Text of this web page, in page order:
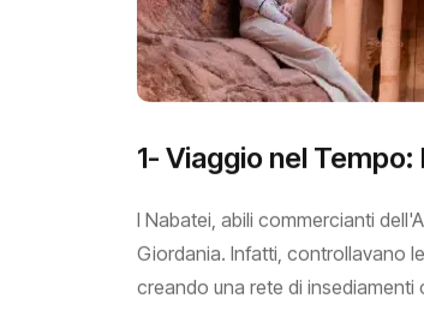
1- Viaggio nel
I Nabatei, abili commercianti
Giordania. Infatti, controllavano
creando una rete di